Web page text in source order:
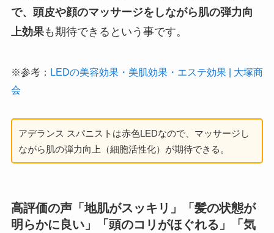
で、頭皮や顔のマッサージをしながら肌の弾力向
上効果も期待できるという事です。
※参考： LEDの美容効果・美肌効果・エステ効果 | 大塚商
会
アデランス スパニストは赤色LEDなので、マッサージし
ながら肌の弾力向上（細胞活性化）が期待できる。
高評価の声「地肌がスッキリ」「髪の状態が
明らかに良い」「頭のコリがほぐれる」「気